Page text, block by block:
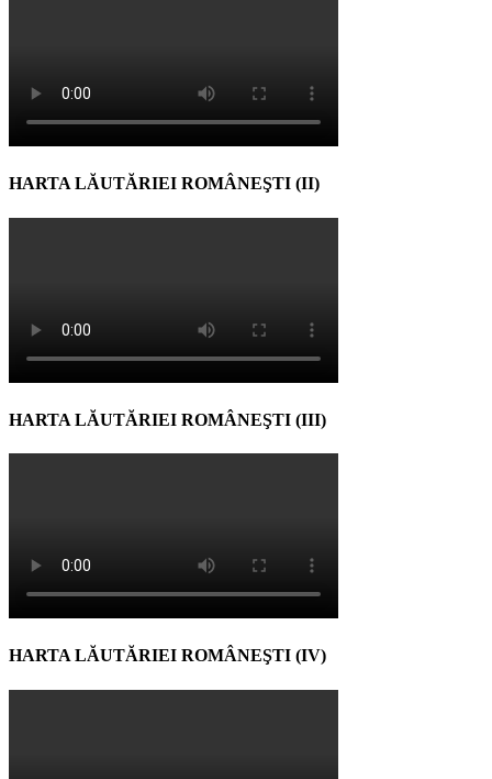
HARTA LĂUTĂRIEI ROMÂNEŞTI (II)
HARTA LĂUTĂRIEI ROMÂNEŞTI (III)
HARTA LĂUTĂRIEI ROMÂNEŞTI (IV)